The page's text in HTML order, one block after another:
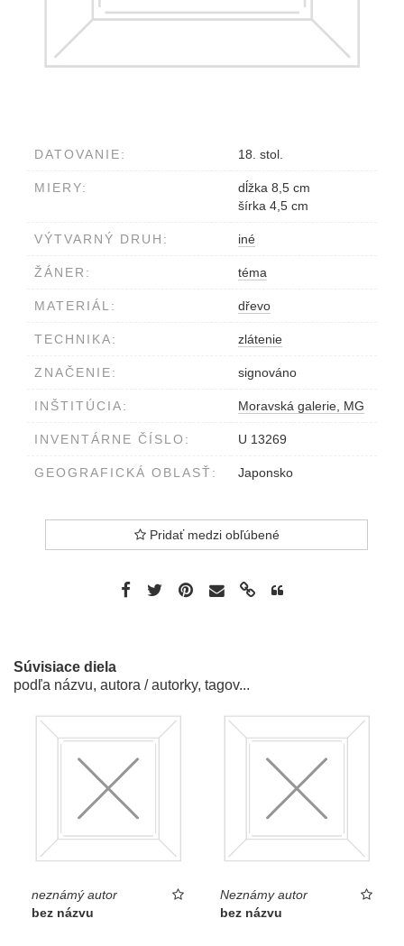
DATOVANIE: 18. stol.
MIERY:
dĺžka 8,5 cm
šírka 4,5 cm
VÝTVARNÝ DRUH: iné
ŽÁNER: téma
MATERIÁL: dřevo
TECHNIKA: zlátenie
ZNAČENIE: signováno
INŠTITÚCIA: Moravská galerie, MG
INVENTÁRNE ČÍSLO: U 13269
GEOGRAFICKÁ OBLASŤ: Japonsko
Pridať medzi obľúbené
Súvisiace diela
podľa názvu, autora / autorky, tagov...
neznámý autor
bez názvu
Neznámy autor
bez názvu